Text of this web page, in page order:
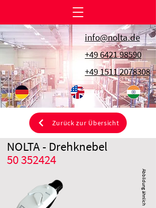
info@nolta.de
+49 6421 98590
+49 1511 2078308
Zurück zur Übersicht
50 352424
NOLTA - Drehknebel
Abbildung ähnlich